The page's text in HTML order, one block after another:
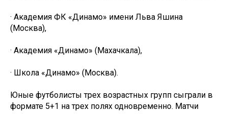
· Академия ФК «Динамо» имени Льва Яшина
(Москва),
· Академия «Динамо» (Махачкала),
· Школа «Динамо» (Москва).
Юные футболисты трех возрастных групп сыграли в
формате 5+1 на трех полях одновременно. Матчи